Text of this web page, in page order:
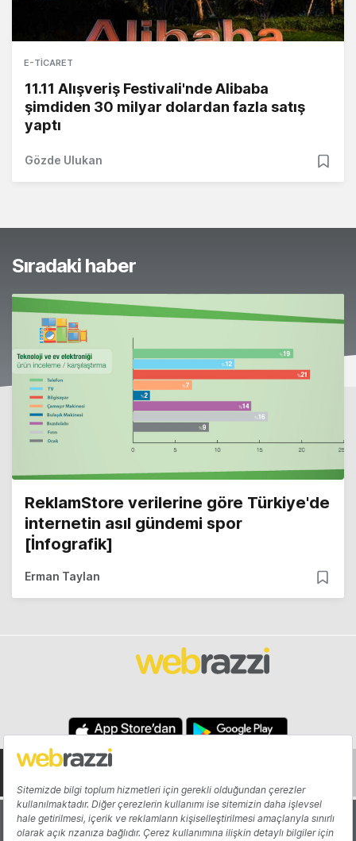
E-TICARET
11.11 Alışveriş Festivali'nde Alibaba
şimdiden 30 milyar dolardan fazla satış
yaptı
Gözde Ulukan
Sıradaki haber
ReklamStore verilerine göre Türkiye'de
internetin asıl gündemi spor
[İnfografik]
Erman Taylan
Hakkında Yazarlar